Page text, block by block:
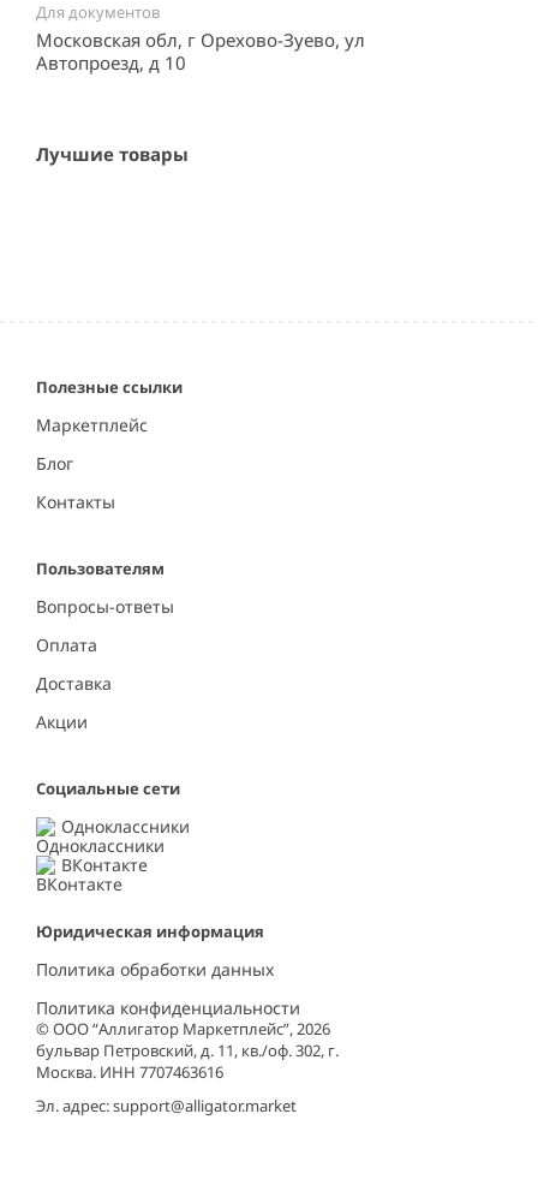
Для документов
Московская обл, г Орехово-Зуево, ул
Автопроезд, д 10
Лучшие товары
Полезные ссылки
Маркетплейс
Блог
Контакты
Пользователям
Вопросы-ответы
Оплата
Доставка
Акции
Социальные сети
Одноклассники
ВКонтакте
Юридическая информация
Политика обработки данных
Политика конфиденциальности
© ООО “Аллигатор Маркетплейс”, 2026
бульвар Петровский, д. 11, кв./оф. 302, г.
Москва. ИНН 7707463616
Эл. адрес:support@alligator.market